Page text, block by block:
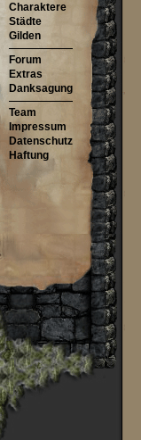
Charaktere
Städte
Gilden
Forum
Extras
Danksagung
Team
Impressum
Datenschutz
Haftung